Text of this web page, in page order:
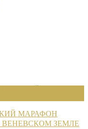
МАРАФОН
ВЕНЕВСКОМ ЗЕМЛЕ